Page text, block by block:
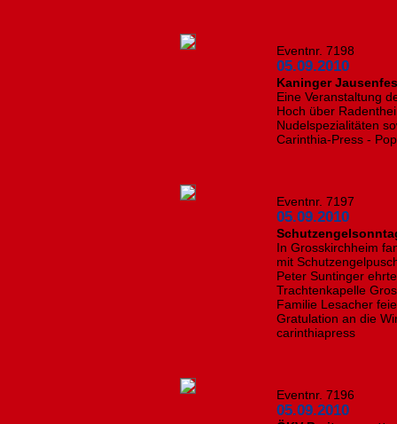
Eventnr. 7198
05.09.2010
Kaninger
Eine Veranstaltung
Hoch über
Nudelspezialitäten
Carinthia-Press -
Eventnr. 7197
05.09.2010
In Grosskirchheim
mit
Peter Suntinger
Trachtenkapelle
Familie Lesacher
Gratulation an die
carinthiapress
Eventnr. 7196
05.09.2010